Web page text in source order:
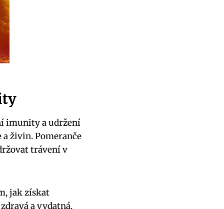
imunity a udržení
živin. Pomeranče
trávení v
jak získat
a vydatná.